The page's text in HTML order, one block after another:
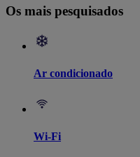
Os mais pesquisados
Ar condicionado
Wi-Fi